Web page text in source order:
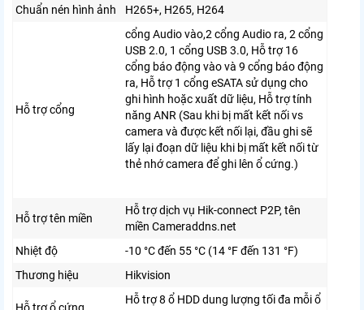
Chuẩn nén hình ảnh H265+, H265, H264
Hỗ trợ cổng
cổng Audio vào,2 cổng Audio ra, 2 cổng
USB 2.0, 1 cổng USB 3.0, Hỗ trợ 16
cổng báo động vào và 9 cổng báo động
ra, Hỗ trợ 1 cổng eSATA sử dụng cho
ghi hình hoặc xuất dữ liệu, Hỗ trợ tính
năng ANR (Sau khi bị mất kết nối vs
camera và được kết nối lại, đầu ghi sẽ
lấy lại đoạn dữ liệu khi bị mất kết nối từ
thẻ nhớ camera để ghi lên ổ cứng.)
Hỗ trợ tên miền
Hỗ trợ dịch vụ Hik-connect P2P, tên
miền Cameraddns.net
Nhiệt độ
-10 °C đến 55 °C (14 °F đến 131 °F)
Thương hiệu
Hikvision
Hỗ trợ ổ cứng
Hỗ trợ 8 ổ HDD dung lượng tối đa mỗi ổ